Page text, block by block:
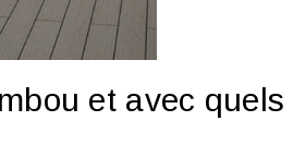
et avec quels